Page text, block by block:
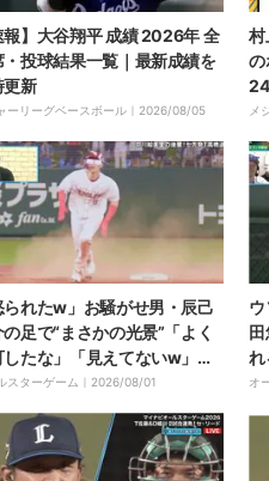
報】大谷翔平 成績 2026年 全
・投球結果一覧｜最新成績を
更新
ーリーグベースボール｜ 2026/08/05
村
の
メ
られたw」お騒がせ男・辰己
足で“まさかの光景”「よく
したな」「見えてないw」阪
テリーを混乱させた“爆速走
スターゲーム｜ 2026/08/01
れ
事
オ